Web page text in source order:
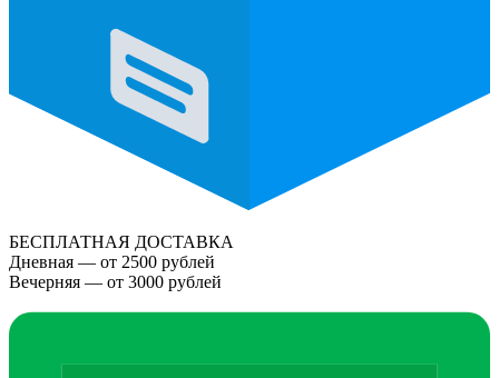
БЕСПЛАТНАЯ ДОСТАВКА
Дневная — от 2500 рублей
Вечерняя — от 3000 рублей